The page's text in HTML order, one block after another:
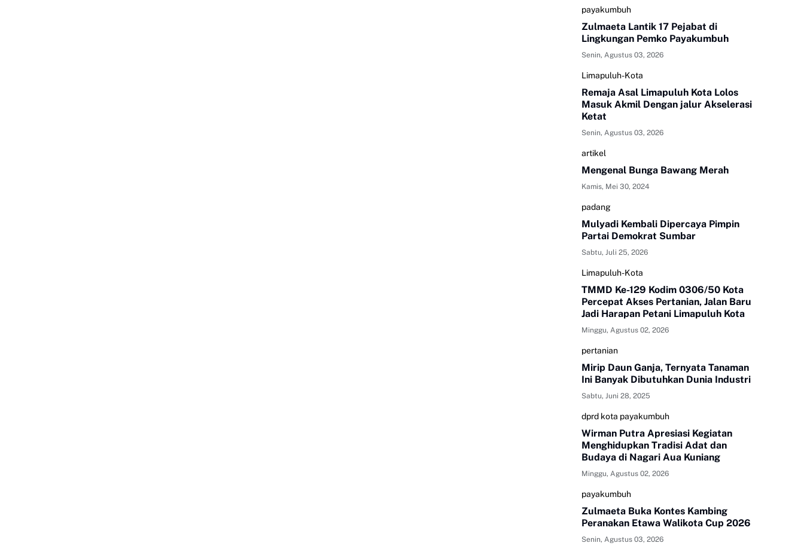
payakumbuh
Zulmaeta Lantik 17 Pejabat di
Lingkungan Pemko Payakumbuh
Senin, Agustus 03, 2026
Limapuluh-Kota
Remaja Asal Limapuluh Kota Lolos
Masuk Akmil Dengan jalur Akselerasi
Ketat
Senin, Agustus 03, 2026
artikel
Mengenal Bunga Bawang Merah
Kamis, Mei 30, 2024
padang
Mulyadi Kembali Dipercaya Pimpin
Partai Demokrat Sumbar
Sabtu, Juli 25, 2026
Limapuluh-Kota
TMMD Ke-129 Kodim 0306/50 Kota
Percepat Akses Pertanian, Jalan Baru
Jadi Harapan Petani Limapuluh Kota
Minggu, Agustus 02, 2026
pertanian
Mirip Daun Ganja, Ternyata Tanaman
Ini Banyak Dibutuhkan Dunia Industri
Sabtu, Juni 28, 2025
dprd kota payakumbuh
Wirman Putra Apresiasi Kegiatan
Menghidupkan Tradisi Adat dan
Budaya di Nagari Aua Kuniang
Minggu, Agustus 02, 2026
payakumbuh
Zulmaeta Buka Kontes Kambing
Peranakan Etawa Walikota Cup 2026
Senin, Agustus 03, 2026